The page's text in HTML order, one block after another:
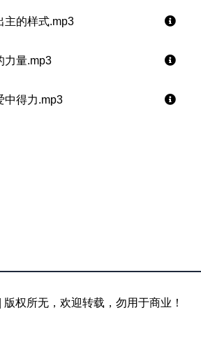
主的样式.mp3
力量.mp3
中得力.mp3
版权所无，欢迎转载，勿用于商业！